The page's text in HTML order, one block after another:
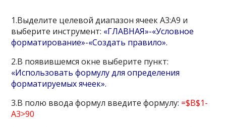
1.Выделите целевой диапазон ячеек A3:A9 и
выберите инструмент: «ГЛАВНАЯ»-«Условное
форматирование»-«Создать правило».
2.В появившемся окне выберите пункт:
«Использовать формулу для определения
форматируемых ячеек».
3.В полю ввода формул введите формулу: =$B$1-
A3>90